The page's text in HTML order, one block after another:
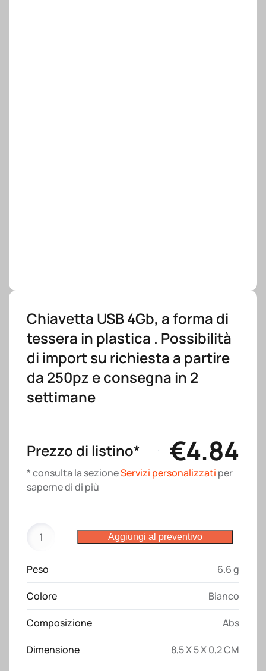
Chiavetta USB 4Gb, a forma di
tessera in plastica . Possibilità
di import su richiesta a partire
da 250pz e consegna in 2
settimane
Prezzo di listino* €4.84
* consulta la sezioneServizi personalizzati per
saperne di di più
USB
a
forma
di
in
plastica
Aggiungi al preventivo
Peso 6.6 g
Colore Bianco
Composizione Abs
Dimensione 8,5 X 5 X 0,2 CM